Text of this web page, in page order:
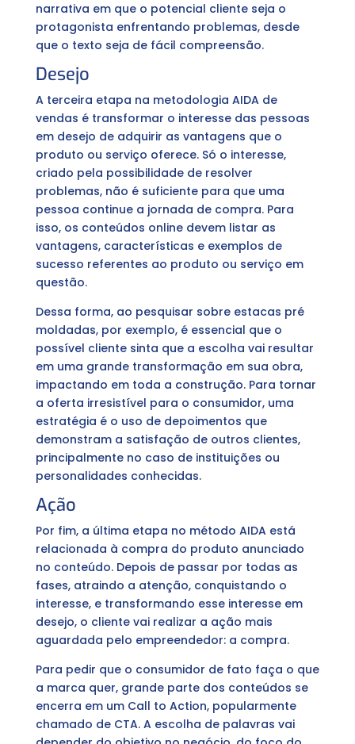
narrativa em que o potencial cliente seja o
protagonista enfrentando problemas, desde
que o texto seja de fácil compreensão.
Desejo
A terceira etapa na metodologia AIDA de
vendas é transformar o interesse das pessoas
em desejo de adquirir as vantagens que o
produto ou serviço oferece. Só o interesse,
criado pela possibilidade de resolver
problemas, não é suficiente para que uma
pessoa continue a jornada de compra. Para
isso, os conteúdos online devem listar as
vantagens, características e exemplos de
sucesso referentes ao produto ou serviço em
questão.
Dessa forma, ao pesquisar sobre estacas pré
moldadas, por exemplo, é essencial que o
possível cliente sinta que a escolha vai resultar
em uma grande transformação em sua obra,
impactando em toda a construção. Para tornar
a oferta irresistível para o consumidor, uma
estratégia é o uso de depoimentos que
demonstram a satisfação de outros clientes,
principalmente no caso de instituições ou
personalidades conhecidas.
Ação
Por fim, a última etapa no método AIDA está
relacionada à compra do produto anunciado
no conteúdo. Depois de passar por todas as
fases, atraindo a atenção, conquistando o
interesse, e transformando esse interesse em
desejo, o cliente vai realizar a ação mais
aguardada pelo empreendedor: a compra.
Para pedir que o consumidor de fato faça o que
a marca quer, grande parte dos conteúdos se
encerra em um Call to Action, popularmente
chamado de CTA. A escolha de palavras vai